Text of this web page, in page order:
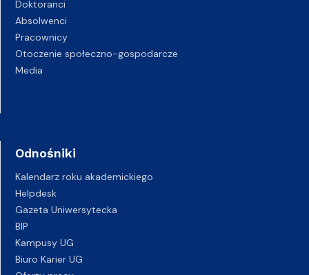
Doktoranci
Absolwenci
Pracownicy
Otoczenie społeczno-gospodarcze
Media
Odnośniki
Kalendarz roku akademickiego
Helpdesk
Gazeta Uniwersytecka
BIP
Kampusy UG
Biuro Karier UG